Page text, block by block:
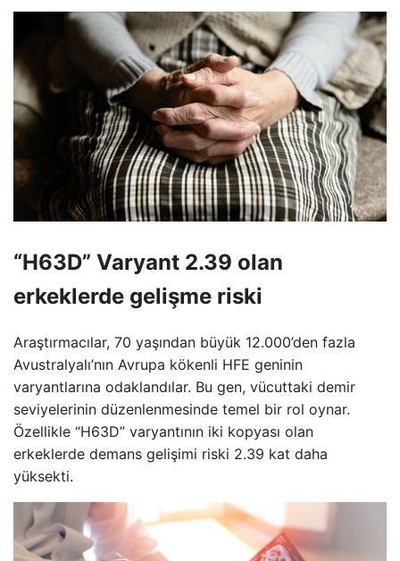
“H63D” Varyant 2.39 olan
erkeklerde gelişme riski
Araştırmacılar, 70 yaşından büyük 12.000’den fazla
Avustralyalı’nın Avrupa kökenli HFE geninin
varyantlarına odaklandılar. Bu gen, vücuttaki demir
seviyelerinin düzenlenmesinde temel bir rol oynar.
Özellikle “H63D” varyantının iki kopyası olan
erkeklerde demans gelişimi riski 2.39 kat daha
yüksekti.